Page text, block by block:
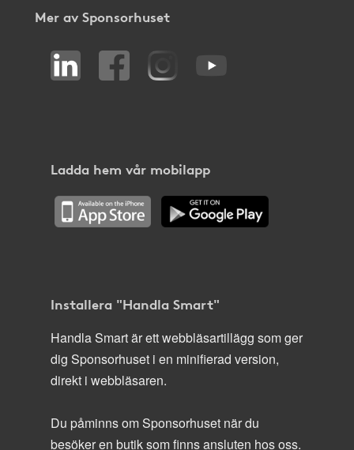
Mer av Sponsorhuset
Ladda hem vår mobilapp
Installera "Handla Smart"
Handla Smart är ett webbläsartillägg som ger
dig Sponsorhuset i en minifierad version,
direkt i webbläsaren.
Du påminns om Sponsorhuset när du
besöker en butik som finns ansluten hos oss.